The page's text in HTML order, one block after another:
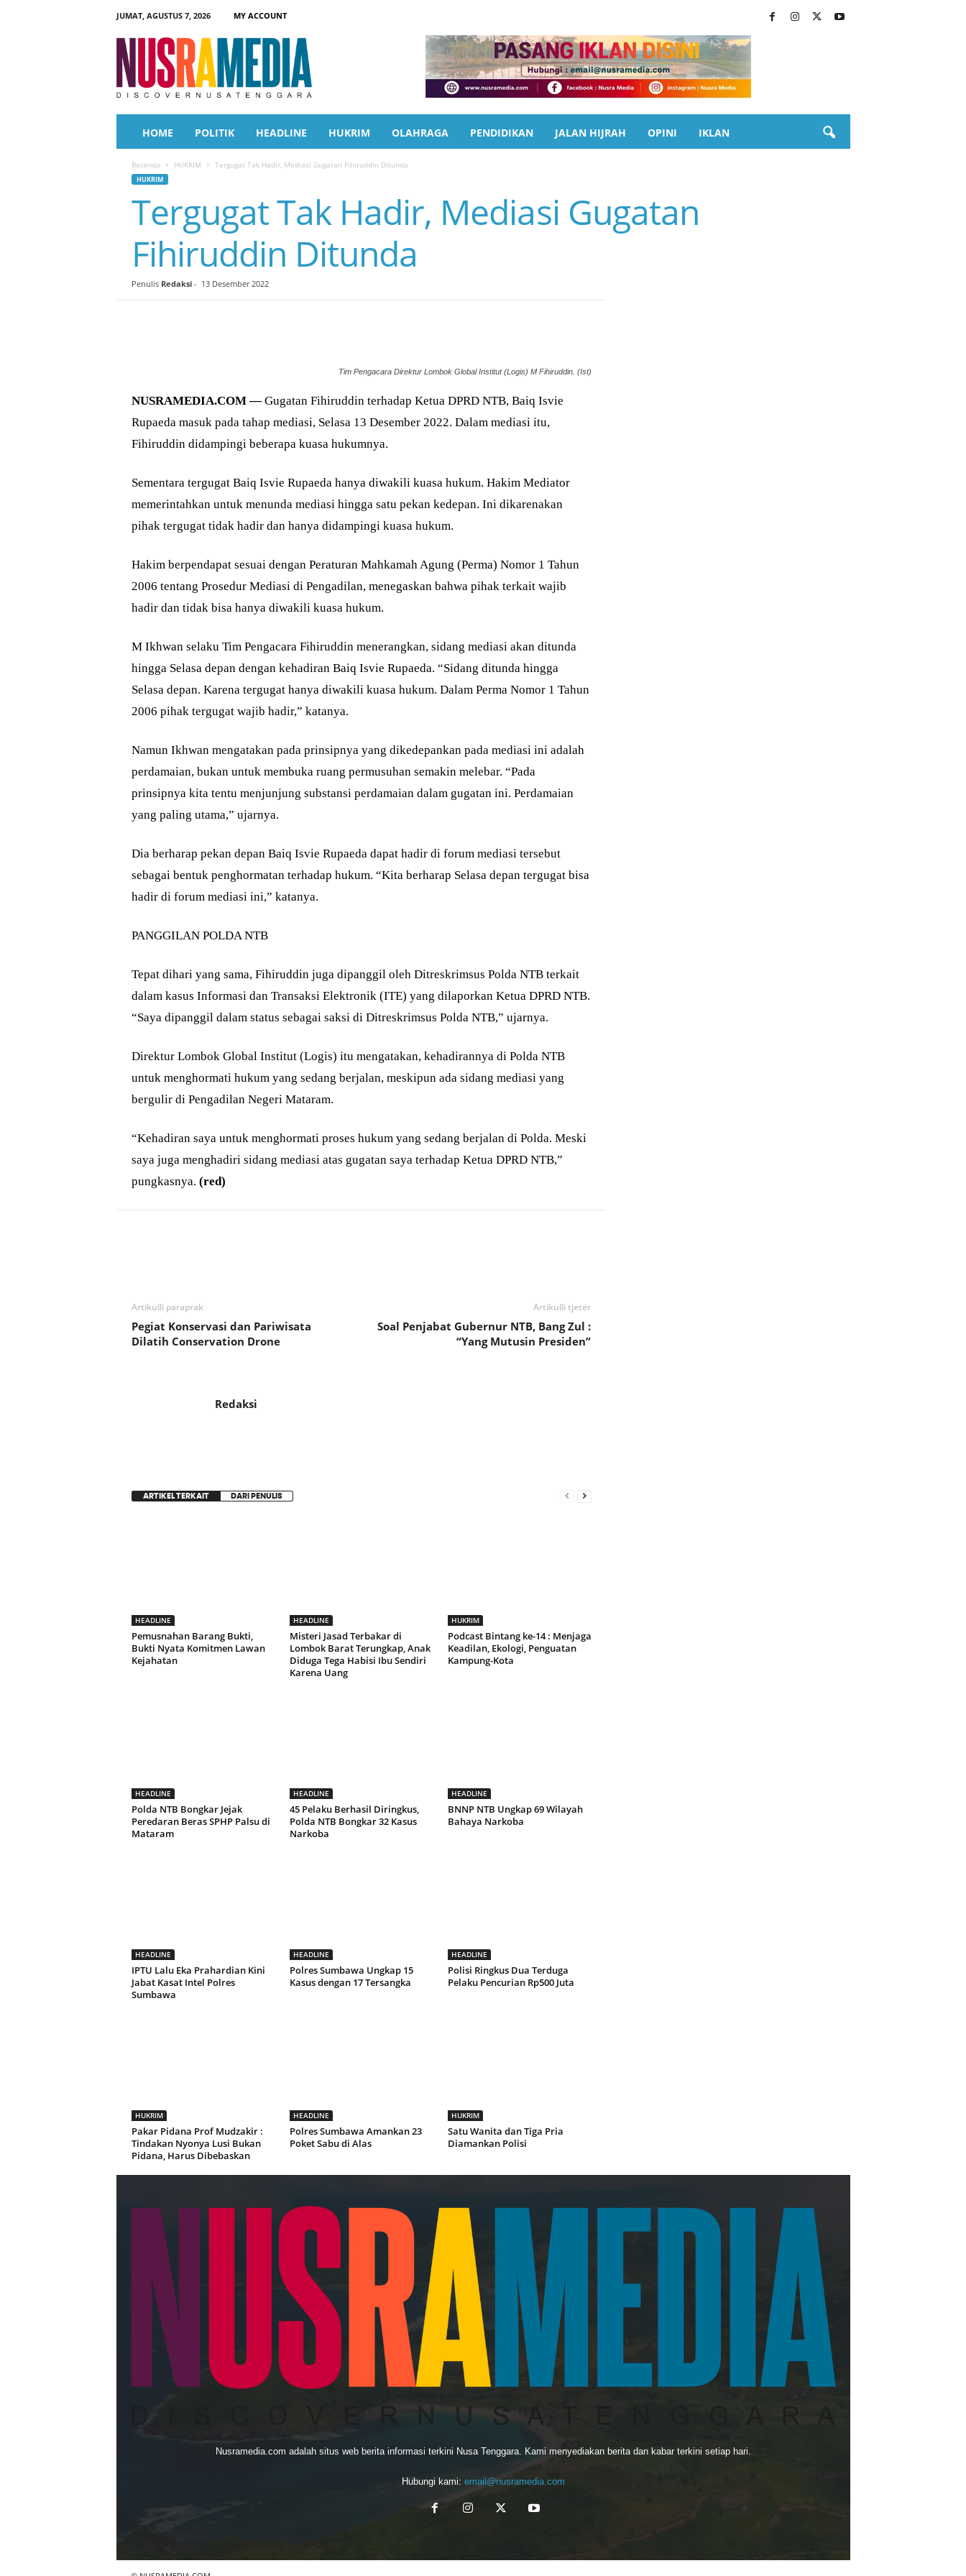
JUMAT, AGUSTUS 7, 2026
MY ACCOUNT
a
HOME POLITIK HEADLINE HUKRIM OLAHRAGA PENDIDIKAN JALAN HIJRAH OPINI IKLAN
Beranda HUKRIM Tergugat Tak Hadir, Mediasi Gugatan Fihiruddin Ditunda
HUKRIM
Tergugat Tak Hadir, Mediasi Gugatan
Fihiruddin Ditunda
Penulis Redaksi- 13 Desember 2022
Tim Pengacara Direktur Lombok Global Institut (Logis) M Fihiruddin. (Ist)
NUSRAMEDIA.COM —Gugatan Fihiruddin terhadap Ketua DPRD NTB, Baiq Isvie
Rupaeda masuk pada tahap mediasi, Selasa 13 Desember 2022. Dalam mediasi itu,
Fihiruddin didampingi beberapa kuasa hukumnya.
Sementara tergugat Baiq Isvie Rupaeda hanya diwakili kuasa hukum. Hakim Mediator
memerintahkan untuk menunda mediasi hingga satu pekan kedepan. Ini dikarenakan
pihak tergugat tidak hadir dan hanya didampingi kuasa hukum.
Hakim berpendapat sesuai dengan Peraturan Mahkamah Agung (Perma) Nomor 1 Tahun
2006 tentang Prosedur Mediasi di Pengadilan, menegaskan bahwa pihak terkait wajib
hadir dan tidak bisa hanya diwakili kuasa hukum.
M Ikhwan selaku Tim Pengacara Fihiruddin menerangkan, sidang mediasi akan ditunda
hingga Selasa depan dengan kehadiran Baiq Isvie Rupaeda. “Sidang ditunda hingga
Selasa depan. Karena tergugat hanya diwakili kuasa hukum. Dalam Perma Nomor 1 Tahun
2006 pihak tergugat wajib hadir,” katanya.
Namun Ikhwan mengatakan pada prinsipnya yang dikedepankan pada mediasi ini adalah
perdamaian, bukan untuk membuka ruang permusuhan semakin melebar. “Pada
prinsipnya kita tentu menjunjung substansi perdamaian dalam gugatan ini. Perdamaian
yang paling utama,” ujarnya.
Dia berharap pekan depan Baiq Isvie Rupaeda dapat hadir di forum mediasi tersebut
sebagai bentuk penghormatan terhadap hukum. “Kita berharap Selasa depan tergugat bisa
hadir di forum mediasi ini,” katanya.
PANGGILAN POLDA NTB
Tepat dihari yang sama, Fihiruddin juga dipanggil oleh Ditreskrimsus Polda NTB terkait
dalam kasus Informasi dan Transaksi Elektronik (ITE) yang dilaporkan Ketua DPRD NTB.
“Saya dipanggil dalam status sebagai saksi di Ditreskrimsus Polda NTB,” ujarnya.
Direktur Lombok Global Institut (Logis) itu mengatakan, kehadirannya di Polda NTB
untuk menghormati hukum yang sedang berjalan, meskipun ada sidang mediasi yang
bergulir di Pengadilan Negeri Mataram.
“Kehadiran saya untuk menghormati proses hukum yang sedang berjalan di Polda. Meski
saya juga menghadiri sidang mediasi atas gugatan saya terhadap Ketua DPRD NTB,”
pungkasnya. (red)
Artikulli paraprak
Pegiat Konservasi dan Pariwisata
Dilatih Conservation Drone
Artikulli tjetër
Soal Penjabat Gubernur NTB, Bang Zul :
“Yang Mutusin Presiden”
Redaksi
ARTIKEL TERKAIT DARI PENULIS
HEADLINE
Pemusnahan Barang Bukti,
Bukti Nyata Komitmen Lawan
Kejahatan
HEADLINE
Misteri Jasad Terbakar di
Lombok Barat Terungkap, Anak
Diduga Tega Habisi Ibu Sendiri
Karena Uang
HUKRIM
Podcast Bintang ke-14 : Menjaga
Keadilan, Ekologi, Penguatan
Kampung-Kota
HEADLINE
Polda NTB Bongkar Jejak
Peredaran Beras SPHP Palsu di
Mataram
HEADLINE
45 Pelaku Berhasil Diringkus,
Polda NTB Bongkar 32 Kasus
Narkoba
HEADLINE
BNNP NTB Ungkap 69 Wilayah
Bahaya Narkoba
HEADLINE
IPTU Lalu Eka Prahardian Kini
Jabat Kasat Intel Polres
Sumbawa
HEADLINE
Polres Sumbawa Ungkap 15
Kasus dengan 17 Tersangka
HEADLINE
Polisi Ringkus Dua Terduga
Pelaku Pencurian Rp500 Juta
HUKRIM
Pakar Pidana Prof Mudzakir :
Tindakan Nyonya Lusi Bukan
Pidana, Harus Dibebaskan
HEADLINE
Polres Sumbawa Amankan 23
Poket Sabu di Alas
HUKRIM
Satu Wanita dan Tiga Pria
Diamankan Polisi
Nusramedia.com adalah situs web berita informasi terkini Nusa Tenggara. Kami menyediakan berita dan kabar terkini setiap hari.
Hubungi kami: email@nusramedia.com